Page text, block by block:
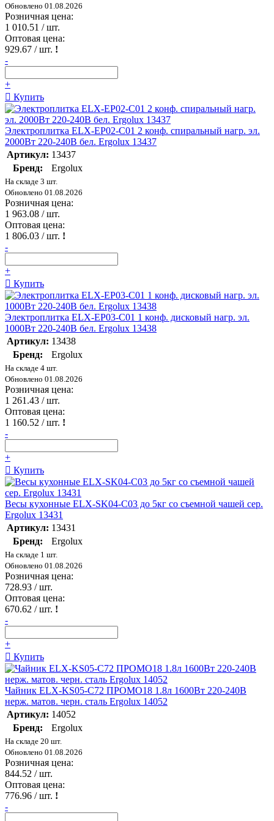
Обновлено 01.08.2026
Розничная цена:
1 010.51 / шт.
Оптовая цена:
929.67 / шт. !
-
+
Купить
Электроплитка ELX-EP02-C01 2 конф. спиральный нагр. эл.
2000Вт 220-240В бел. Ergolux 13437
Артикул: 13437
Бренд:
Ergolux
На складе 3 шт.
Обновлено 01.08.2026
Розничная цена:
1 963.08 / шт.
Оптовая цена:
1 806.03 / шт. !
-
+
Купить
Электроплитка ELX-EP03-C01 1 конф. дисковый нагр. эл.
1000Вт 220-240В бел. Ergolux 13438
Артикул: 13438
Бренд:
Ergolux
На складе 4 шт.
Обновлено 01.08.2026
Розничная цена:
1 261.43 / шт.
Оптовая цена:
1 160.52 / шт. !
-
+
Купить
Весы кухонные ELX-SK04-C03 до 5кг со съемной чашей сер.
Ergolux 13431
Артикул: 13431
Бренд:
Ergolux
На складе 1 шт.
Обновлено 01.08.2026
Розничная цена:
728.93 / шт.
Оптовая цена:
670.62 / шт. !
-
+
Купить
Чайник ELX-KS05-C72 ПРОМО18 1.8л 1600Вт 220-240В
нерж. матов. черн. сталь Ergolux 14052
Артикул: 14052
Бренд:
Ergolux
На складе 20 шт.
Обновлено 01.08.2026
Розничная цена:
844.52 / шт.
Оптовая цена:
776.96 / шт. !
-